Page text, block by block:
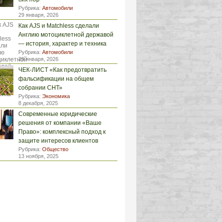
Рубрика: Автомобили
29 января, 2026
Как AJS и Matchless сделали
Англию мотоциклетной державой
— история, характер и техника
Рубрика: Автомобили
29 января, 2026
ЧЕК-ЛИСТ «Как предотвратить
фальсификации на общем
собрании СНТ»
Рубрика: Экономика
8 декабря, 2025
Современные юридические
решения от компании «Ваше
Право»: комплексный подход к
защите интересов клиентов
Рубрика: Общество
13 ноября, 2025